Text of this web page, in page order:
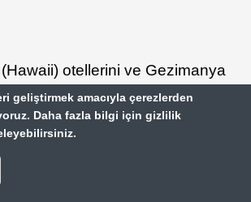
otellerini ve Gezimanya
fırsatları görmek içintıklayın
geliştirmek amacıyla çerezlerden
Daha fazla bilgi için gizlilik